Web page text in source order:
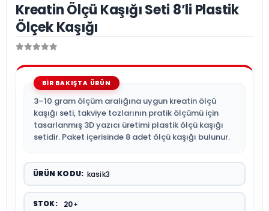
Kreatin Ölçü Kaşığı Seti 8’li Plastik
Ölçek Kaşığı
3–10 gram ölçüm aralığına uygun kreatin ölçü
kaşığı seti, takviye tozlarının pratik ölçümü için
tasarlanmış 3D yazıcı üretimi plastik ölçü kaşığı
setidir. Paket içerisinde 8 adet ölçü kaşığı bulunur.
ÜRÜN KODU: kasik3
STOK: 20+